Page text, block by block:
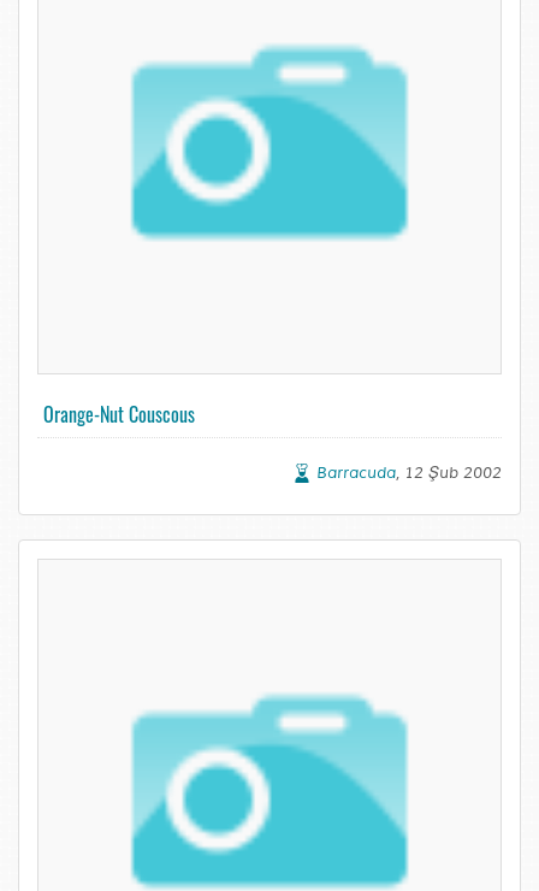
Orange-Nut Couscous
Barracuda, 12 Şub 2002